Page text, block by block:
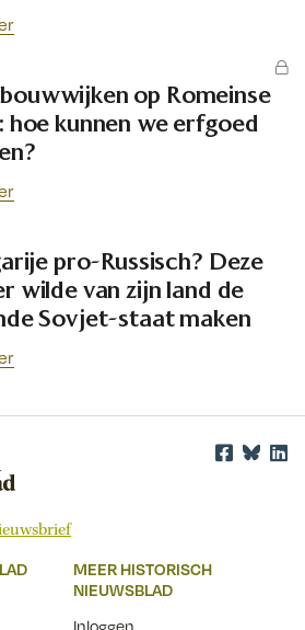
op Romeinse
hoe kunnen we erfgoed
pro-Russisch? Deze
wilde van zijn land de
Sovjet-staat maken
MEER HISTORISCH
NIEUWSBLAD
Inloggen